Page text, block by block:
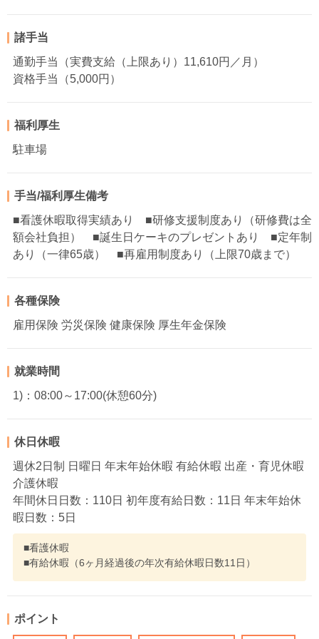
諸手当
通勤手当（実費支給（上限あり）11,610円／月）
資格手当（5,000円）
福利厚生
駐車場
手当/福利厚生備考
■看護休暇取得実績あり ■研修支援制度あり（研修費は全
額会社負担） ■誕生日ケーキのプレゼントあり ■定年制
あり（一律65歳） ■再雇用制度あり（上限70歳まで）
各種保険
雇用保険 労災保険 健康保険 厚生年金保険
就業時間
1)：08:00～17:00(休憩60分)
休日休暇
週休2日制 日曜日 年末年始休暇 有給休暇 出産・育児休暇
介護休暇
年間休日日数：110日 初年度有給日数：11日 年末年始休
暇日数：5日
■看護休暇
■有給休暇（6ヶ月経過後の年次有給休暇日数11日）
ポイント